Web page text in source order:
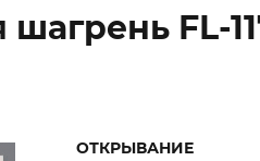
FL-
ОТКРЫВАНИЕ